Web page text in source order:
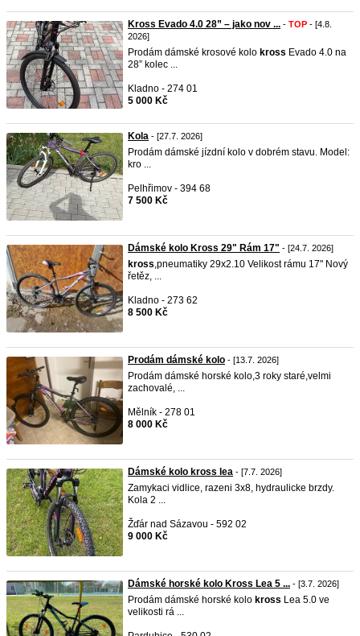
Kross Evado 4.0 28” – jako nov ... - TOP - [4.8.
2026]
Prodám dámské krosové kolo kross Evado 4.0 na
28” kolec ...
Kladno - 274 01
5 000 Kč
Kola - [27.7. 2026]
Prodám dámské jízdní kolo v dobrém stavu. Model:
kro ...
Pelhřimov - 394 68
7 500 Kč
Dámské kolo Kross 29" Rám 17" - [24.7. 2026]
kross,pneumatiky 29x2.10 Velikost rámu 17" Nový
řetěz, ...
Kladno - 273 62
8 500 Kč
Prodám dámské kolo - [13.7. 2026]
Prodám dámské horské kolo,3 roky staré,velmi
zachovalé, ...
Mělník - 278 01
8 000 Kč
Dámské kolo kross lea - [7.7. 2026]
Zamykaci vidlice, razeni 3x8, hydraulicke brzdy.
Kola 2 ...
Žďár nad Sázavou - 592 02
9 000 Kč
Dámské horské kolo Kross Lea 5 ... - [3.7. 2026]
Prodám dámské horské kolo kross Lea 5.0 ve
velikosti rá ...